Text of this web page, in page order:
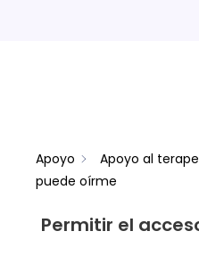
Apoyo Apoyo al
puede oírme
Permitir el